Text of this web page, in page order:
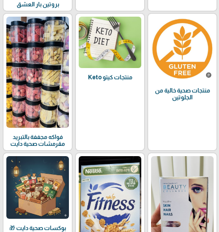
بروتين بار العشق
منتجات صحية خالية من
الجلوتين
منتجات كيتو Keto
فواكه مجففة بالتبريد
مقرمشات صحية دايت
بوكسات صحية دايت 🎁